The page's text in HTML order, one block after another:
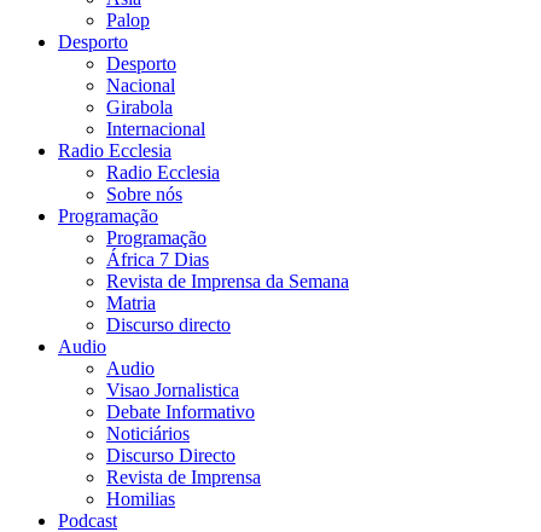
Palop
Desporto
Desporto
Nacional
Girabola
Internacional
Radio Ecclesia
Radio Ecclesia
Sobre nós
Programação
Programação
África 7 Dias
Revista de Imprensa da Semana
Matria
Discurso directo
Audio
Audio
Visao Jornalistica
Debate Informativo
Noticiários
Discurso Directo
Revista de Imprensa
Homilias
Podcast